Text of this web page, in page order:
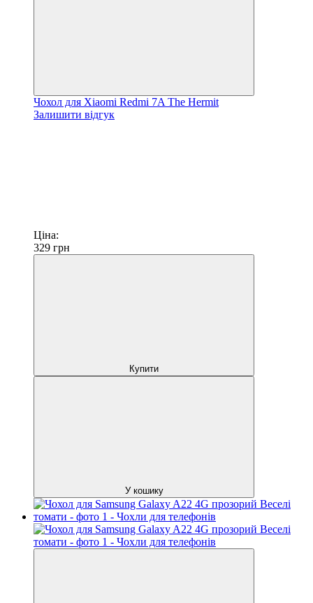
Чохол для Xiaomi Redmi 7A The Hermit
Залишити відгук
Ціна:
329 грн
Купити
У кошику